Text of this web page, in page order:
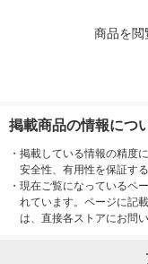
商品を閲
掲載商品の情報につ
・ 掲載している情報の精度
安全性、有用性を保証す
・ 現在ご覧になっているペ
れています。ページに記
は、直接各ストアにお問